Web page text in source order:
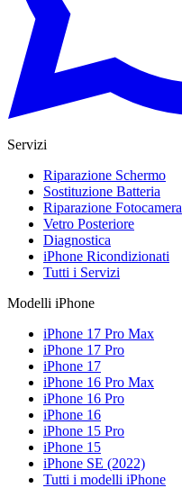
Servizi
Riparazione Schermo
Sostituzione Batteria
Riparazione Fotocamera
Vetro Posteriore
Diagnostica
iPhone Ricondizionati
Tutti i Servizi
Modelli iPhone
iPhone 17 Pro Max
iPhone 17 Pro
iPhone 17
iPhone 16 Pro Max
iPhone 16 Pro
iPhone 16
iPhone 15 Pro
iPhone 15
iPhone SE (2022)
Tutti i modelli iPhone